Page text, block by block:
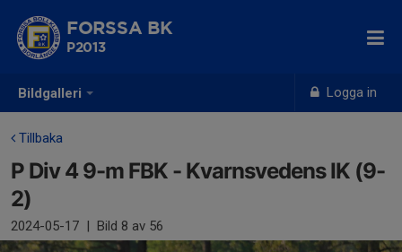
Bildgalleri Logga in
FORSSA BK
P2013
Tillbaka
P Div 4 9-m FBK - Kvarnsvedens IK (9-
2)
2024-05-17 | Bild 8 av 56